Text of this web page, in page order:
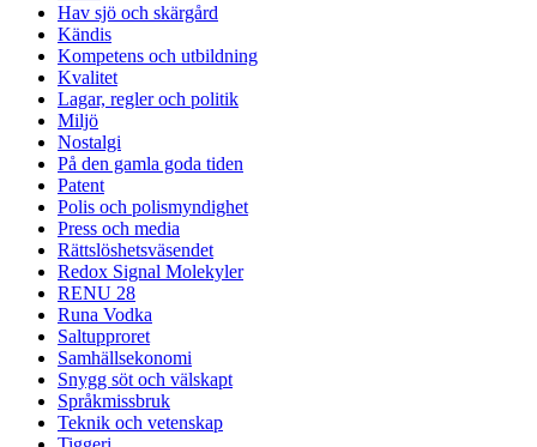
Hav sjö och skärgård
Kändis
Kompetens och utbildning
Kvalitet
Lagar, regler och politik
Miljö
Nostalgi
På den gamla goda tiden
Patent
Polis och polismyndighet
Press och media
Rättslöshetsväsendet
Redox Signal Molekyler
RENU 28
Runa Vodka
Saltupproret
Samhällsekonomi
Snygg söt och välskapt
Språkmissbruk
Teknik och vetenskap